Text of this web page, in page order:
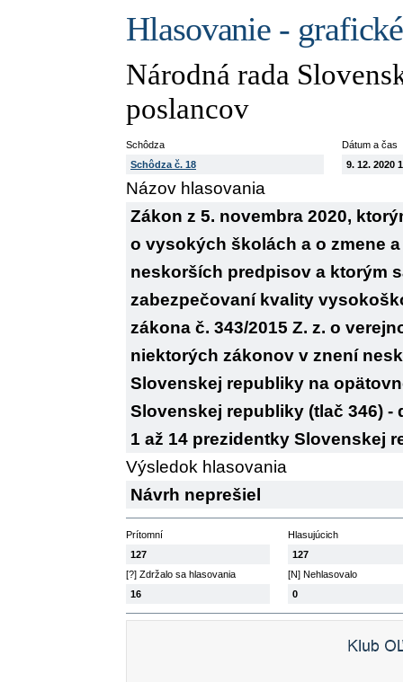
Hlasovanie -
Národná rada
poslancov
Schôdza
Schôdza č. 18
Dátum a čas
9. 12. 2020
Názov hlasovania
Zákon z 5. novembra 2020,
o vysokých školách a o zmene
neskorších predpisov a ktorým
zabezpečovaní kvality
zákona č. 343/2015 Z. z. o
niektorých zákonov v znení
Slovenskej republiky na
Slovenskej republiky (tlač 346)
1 až 14 prezidentky Slovenskej
Výsledok hlasovania
Návrh neprešiel
Prítomní
127
Hlasujúcich
127
[?] Zdržalo sa hlasovania
16
[N] Nehlasovalo
0